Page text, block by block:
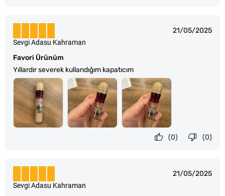
21/05/2025
Favori Ürünüm
Yıllardır severek kullandığım kapatıcım
Sevgi Adasu Kahraman
(0)
(0)
21/05/2025
Sevgi Adasu Kahraman